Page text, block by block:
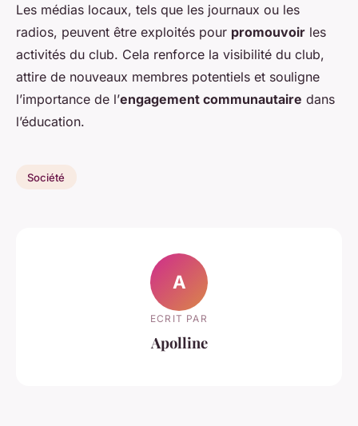
Les médias locaux, tels que les journaux ou les
radios, peuvent être exploités pour promouvoir les
activités du club. Cela renforce la visibilité du club,
attire de nouveaux membres potentiels et souligne
l’importance de l’engagement communautaire dans
l’éducation.
Société
A
ECRIT PAR
Apolline